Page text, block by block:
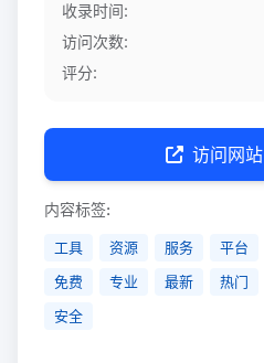
自助广告
收录时间:
访问次数:
评分:
访问网站
内容标签:
工具 资源 服务 平台
免费
专业 最新 热门
安全